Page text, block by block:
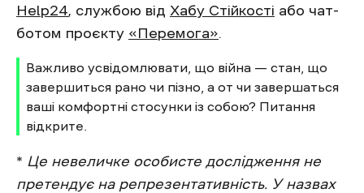
Help24, службою від Хабу Стійкості або чат-
ботом проєкту «Перемога».
Важливо усвідомлювати, що війна — стан, що
завершиться рано чи пізно, а от чи завершаться
ваші комфортні стосунки із собою? Питання
відкрите.
* Це невеличке особисте дослідження не
претендує на репрезентативність. У назвах